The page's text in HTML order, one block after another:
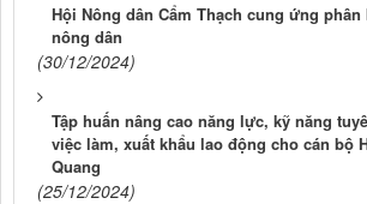
Hội Nông dân Cẩm Thạch cung ứng
nông dân
(30/12/2024)
Tập huấn nâng cao năng lực, kỹ năng
việc làm, xuất khẩu lao động cho cán bộ
Quang
(25/12/2024)